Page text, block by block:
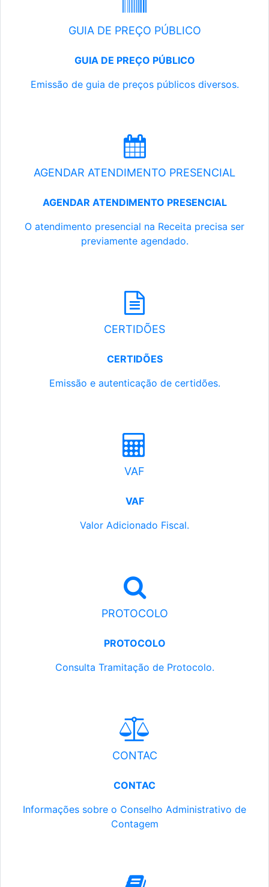
GUIA DE PREÇO PÚBLICO
GUIA DE PREÇO PÚBLICO
Emissão de guia de preços públicos diversos.
AGENDAR ATENDIMENTO PRESENCIAL
AGENDAR ATENDIMENTO PRESENCIAL
O atendimento presencial na Receita precisa ser
previamente agendado.
CERTIDÕES
CERTIDÕES
Emissão e autenticação de certidões.
VAF
VAF
Valor Adicionado Fiscal.
PROTOCOLO
PROTOCOLO
Consulta Tramitação de Protocolo.
CONTAC
CONTAC
Informações sobre o Conselho Administrativo de
Contagem